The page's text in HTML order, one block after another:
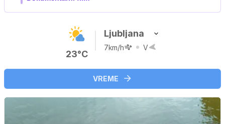
23°C
Ljubljana
7km/h V
VREME